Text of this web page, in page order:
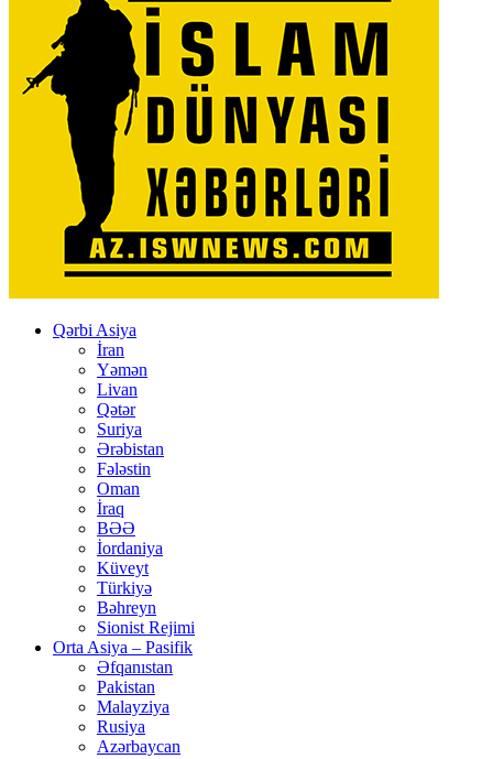
Qərbi Asiya
İran
Yəmən
Livan
Qətər
Suriya
Ərəbistan
Fələstin
Oman
İraq
BƏƏ
İordaniya
Küveyt
Türkiyə
Bəhreyn
Sionist Rejimi
Orta Asiya – Pasifik
Əfqanıstan
Pakistan
Malayziya
Rusiya
Azərbaycan